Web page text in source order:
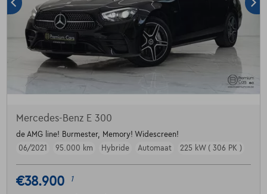
Mercedes-Benz E 300
de AMG line! Burmester, Memory! Widescreen!
06/2021
95.000 km Hybride Automaat 225 kW ( 306 PK )
€38.900 1